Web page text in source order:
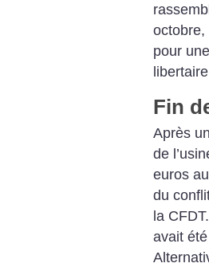
octobre,
pour
Fin
Après
de
euros
du
la
avait